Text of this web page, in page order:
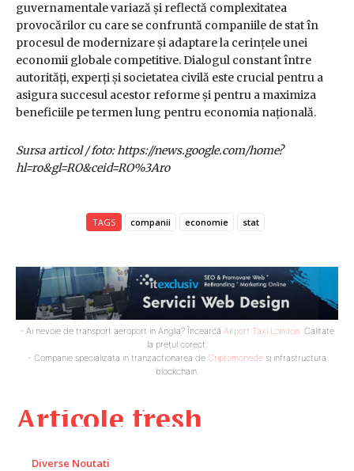
Articole fresh
Diverse Noutati
guvernamentale variază și reflectă complexitatea
provocărilor cu care se confruntă companiile de stat în
procesul de modernizare și adaptare la cerințele unei
economii globale competitive. Dialogul constant între
autorități, experți și societatea civilă este crucial pentru a
asigura succesul acestor reforme și pentru a maximiza
beneficiile pe termen lung pentru economia națională.
Sursa articol / foto: https://news.google.com/home?
hl=ro&gl=RO&ceid=RO%3Aro
TAGS companii economie stat
- Ai nevoie de transport aeroport in Anglia? Încearcă Airport Taxi London . Calitate
la prețul corect.
- Companie specializata in tranzactionarea de Criptomonede si infrastructura
blockchain.